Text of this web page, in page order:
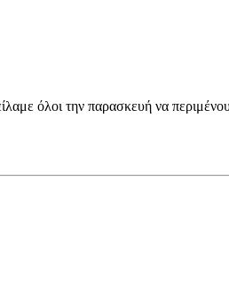
όλοι την παρασκευή να